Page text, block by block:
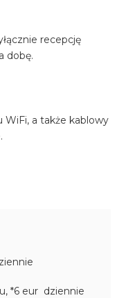
recepcję
dobę.
a także kablowy
*6 eur dziennie